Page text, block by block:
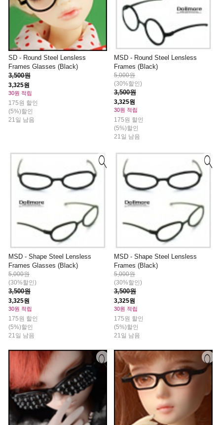
SD - Round Steel Lensless
Frames Glasses (Black)
3,500원
3,325원
30원 적립
175원 할인
(5%)할인
21일 남음
MSD - Round Steel Lensless
Frames (Black)
5,000원
(30%할인)
3,500원
3,325원
30원 적립
175원 할인
(5%)할인
21일 남음
MSD - Shape Steel Lensless
Frames Glasses (Black)
5,000원
(30%할인)
3,500원
3,325원
30원 적립
175원 할인
(5%)할인
21일 남음
MSD - Shape Steel Lensless
Frames (Black)
5,000원
(30%할인)
3,500원
3,325원
30원 적립
175원 할인
(5%)할인
21일 남음